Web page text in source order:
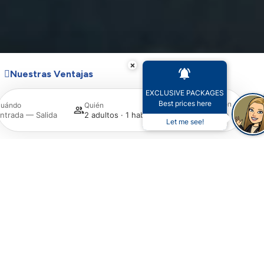
Nuestras Ventajas
— Salida
Quién
2 adultos · 1 habitación
Promoción
×
EXCLUSIVE PACKAGES
Best prices here
Let me see!